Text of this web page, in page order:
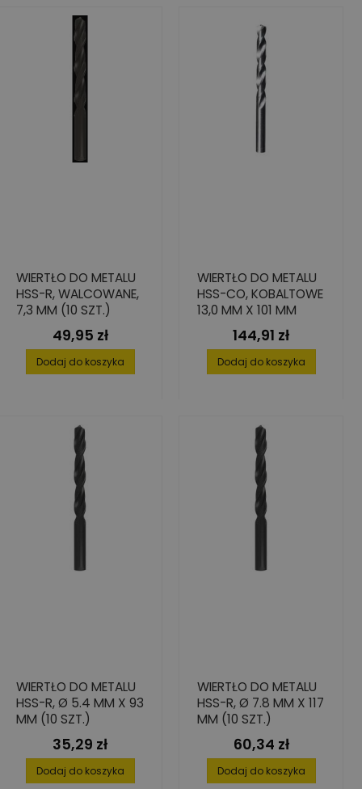
WIERTŁO DO METALU
HSS-R, WALCOWANE,
7,3 MM (10 SZT.)
Cena
49,95 zł
Dodaj do koszyka
WIERTŁO DO METALU
HSS-CO, KOBALTOWE
13,0 MM X 101 MM
Cena
144,91 zł
Dodaj do koszyka
WIERTŁO DO METALU
HSS-R, Ø 5.4 MM X 93
MM (10 SZT.)
Cena
35,29 zł
Dodaj do koszyka
WIERTŁO DO METALU
HSS-R, Ø 7.8 MM X 117
MM (10 SZT.)
Cena
60,34 zł
Dodaj do koszyka